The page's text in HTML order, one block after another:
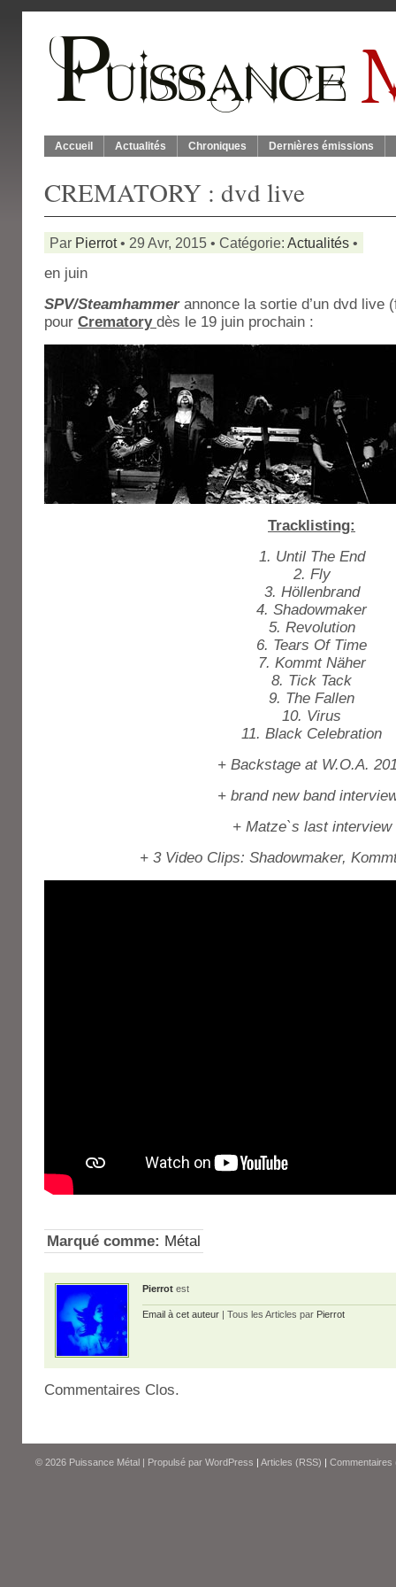
Accueil Actualités Chroniques Dernières émissions
CREMATORY : dvd live
Par Pierrot• 29 Avr, 2015 • Catégorie: Actualités •
en juin
SPV/Steamhammerannonce la sortie d’un dvd live
pour Crematory dès le 19 juin prochain :
Tracklisting:
1. Until The End
2. Fly
3. Höllenbrand
4. Shadowmaker
5. Revolution
6. Tears Of Time
7. Kommt Näher
8. Tick Tack
9. The Fallen
10. Virus
11. Black Celebration
+ Backstage at W.O.A.
+ brand new band
+ Matze`s last interview
+ 3 Video Clips: Shadowmaker,
Marqué comme: Métal
Pierrot est
Email à cet auteur | Tous les Articles par Pierrot
Commentaires Clos.
© 2026 Puissance Métal | Propulsé par WordPress | Articles (RSS) | Commentaires